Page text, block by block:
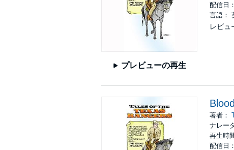
プレビューの再生
配信日
言語：
レビュ
著者：
ナレー
再生時
配信日